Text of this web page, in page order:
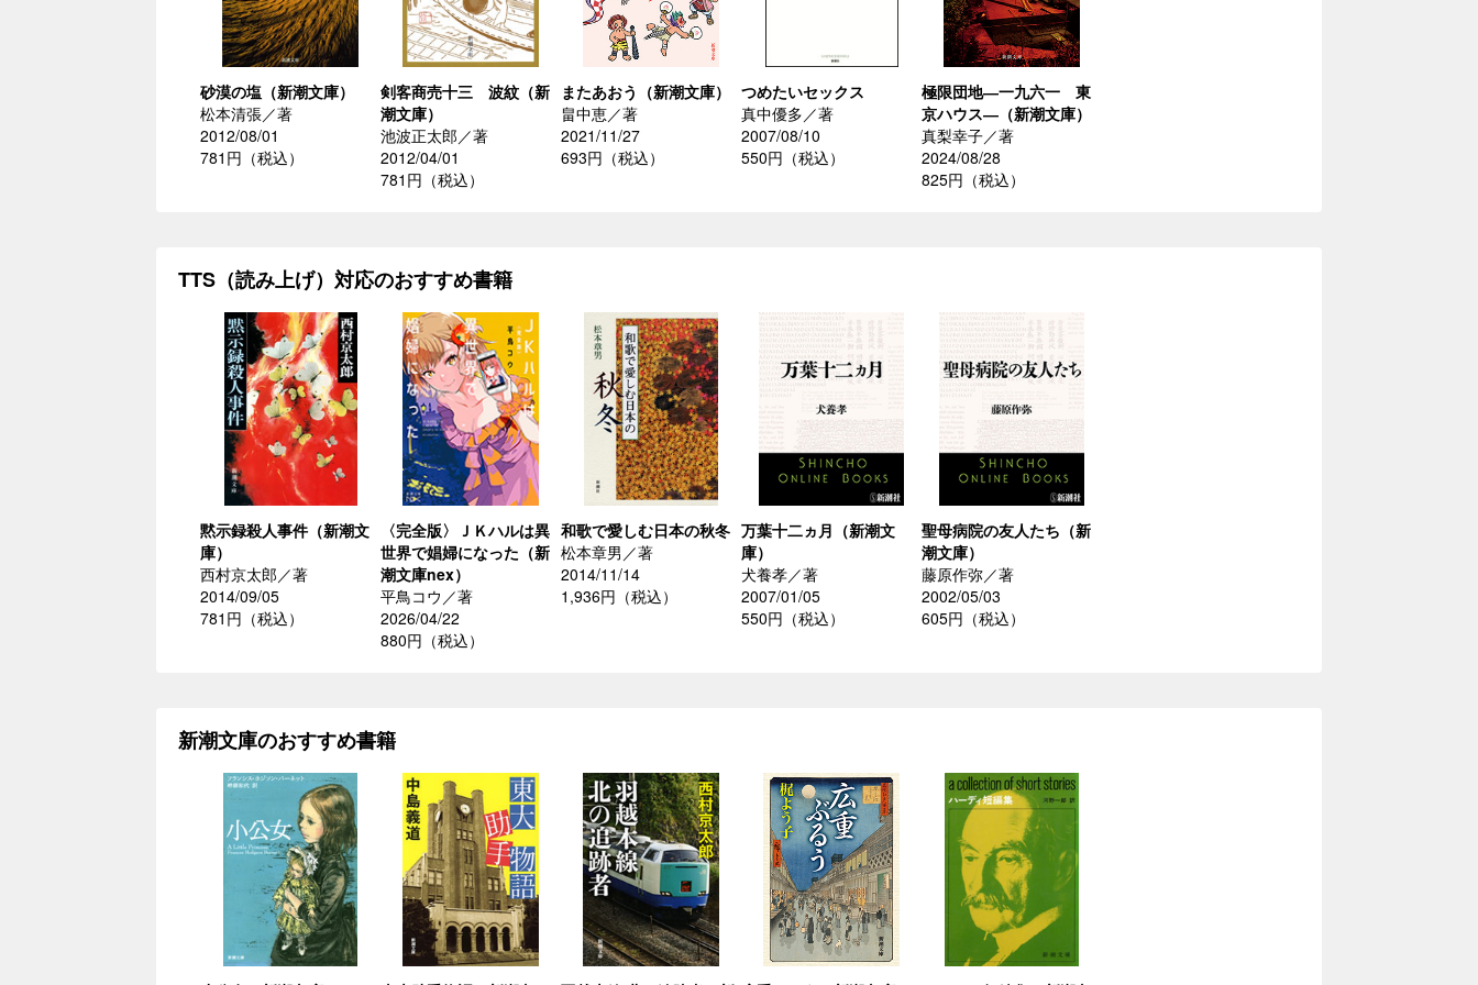
砂漠の塩（新潮文庫）
松本清張／著
2012/08/01
781円（税込）
剣客商売十三 波紋（新
潮文庫）
池波正太郎／著
2012/04/01
781円（税込）
またあおう（新潮文庫）
畠中恵／著
2021/11/27
693円（税込）
つめたいセックス
真中優多／著
2007/08/10
550円（税込）
極限団地―一九六一 東
京ハウス―（新潮文庫）
真梨幸子／著
2024/08/28
825円（税込）
TTS（読み上げ）対応のおすすめ書籍
黙示録殺人事件（新潮文
庫）
西村京太郎／著
2014/09/05
781円（税込）
〈完全版〉ＪＫハルは異
世界で娼婦になった（新
潮文庫nex）
平鳥コウ／著
2026/04/22
880円（税込）
和歌で愛しむ日本の秋冬
松本章男／著
2014/11/14
1,936円（税込）
万葉十二ヵ月（新潮文
庫）
犬養孝／著
2007/01/05
550円（税込）
聖母病院の友人たち（新
潮文庫）
藤原作弥／著
2002/05/03
605円（税込）
新潮文庫のおすすめ書籍